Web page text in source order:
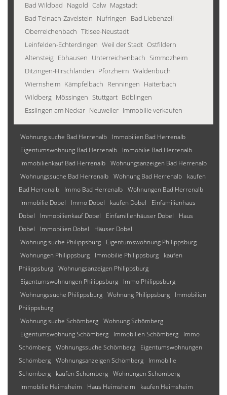
Bad Wildbad Nagold Calw Magstadt
Bad Teinach-Zavelstein Nufringen Bad Liebenzell
Oberreichenbach Titisee-Neustadt
Leinfelden-Echterdingen Weil der Stadt Ostfildern
Altensteig Ebhausen Unterreichenbach Simmozheim
Ditzingen-Hirschlanden Pforzheim Waldenbuch
Wiernsheim Kämpfelbach Renningen Haiterbach
Wildberg Mössingen Stuttgart Böblingen
Esslingen am Neckar Neuweiler Immobilie verkaufen
Wohnung suche Bad Herrenalb
Immobilien Bad Herrenalb
Eigentumswohnung Bad Herrenalb
Immobilie Bad Herrenalb
Immobilienkauf Bad Herrenalb Wohnungsanzeigen Bad Herrenalb
Wohnungssuche Bad Herrenalb Wohnung Bad Herrenalb
kaufen
Bad Herrenalb
Immo Bad Herrenalb Wohnungen Bad Herrenalb
Immobilie Dobel
Immo Dobel kaufen Dobel
Einfamilienhaus
Dobel
Immobilienkauf Dobel Einfamilienhäuser Dobel
Haus
Dobel
Immobilien Dobel
Häuser Dobel
Wohnung suche Philippsburg
Eigentumswohnung Philippsburg
Wohnungen Philippsburg
Immobilie Philippsburg
kaufen
Philippsburg Wohnungsanzeigen Philippsburg
Eigentumswohnungen Philippsburg
Immo Philippsburg
Wohnungssuche Philippsburg Wohnung Philippsburg
Immobilien
Philippsburg
Wohnung suche Schömberg Wohnung Schömberg
Eigentumswohnung Schömberg
Immobilien Schömberg
Immo
Schömberg Wohnungssuche Schömberg
Eigentumswohnungen
Schömberg Wohnungsanzeigen Schömberg
Immobilie
Schömberg
kaufen Schömberg Wohnungen Schömberg
Immobilie Heimsheim
Haus Heimsheim
kaufen Heimsheim